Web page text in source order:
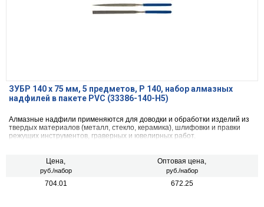
ЗУБР 140 х 75 мм, 5 предметов, P 140, набор алмазных
надфилей в пакете PVC (33386-140-H5)
Алмазные надфили применяются для доводки и обработки изделий из
твердых материалов (металл, стекло, керамика), шлифовки и правки
режущих инструментов, граверных и ювелирных работ.
Цена,
руб./набор
Оптовая цена,
руб./набор
704.01 672.25